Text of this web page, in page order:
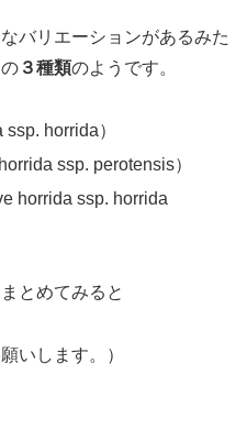
バリエーションがあるみた
３種類のようです。
horrida）
ssp. perotensis）
horrida ssp. horrida
とめてみると
いします。）